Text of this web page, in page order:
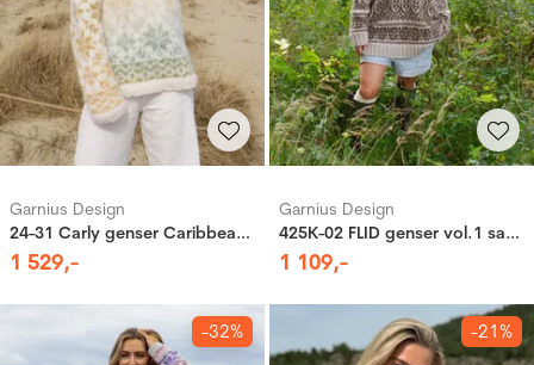
Garnius Design
24-31 Carly genser Caribbean Kiwi (Mohair + Caness) M/ skinnlapp
1 529,-
Garnius Design
425K-02 FLID genser vol.1 sand
1 109,-
-32% -21%